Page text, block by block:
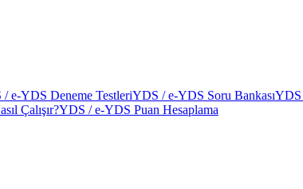
e-YDS Deneme TestleriYDS / e-YDS Soru BankasıYDS
Çalışır?YDS / e-YDS Puan Hesaplama